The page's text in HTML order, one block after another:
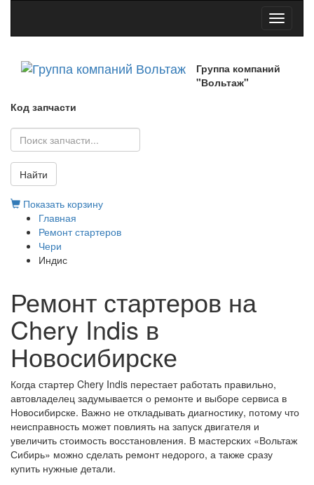
Toggle
Группа компаний
"Вольтаж"
Код запчасти
Найти
Показать корзину
Главная
Ремонт стартеров
Чери
Индис
Ремонт стартеров на
Chery Indis в
Новосибирске
Когда стартер Chery Indis перестает работать правильно,
автовладелец задумывается о ремонте и выборе сервиса в
Новосибирске. Важно не откладывать диагностику, потому что
неисправность может повлиять на запуск двигателя и
увеличить стоимость восстановления. В мастерских «Вольтаж
Сибирь» можно сделать ремонт недорого, а также сразу
купить нужные детали.